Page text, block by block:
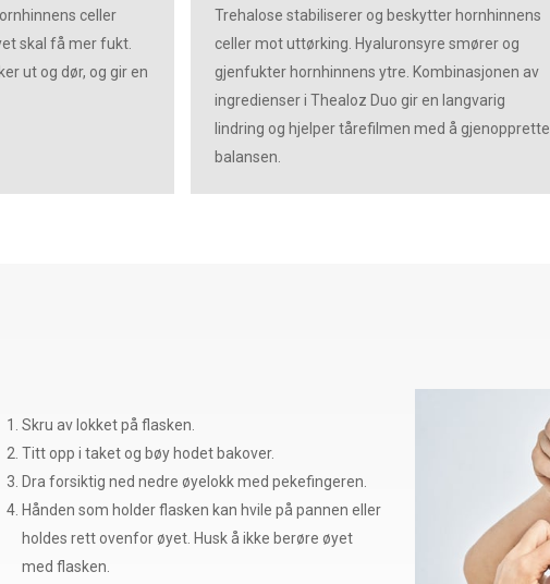
celler
skal få mer fukt.
ut og dør, og gir en
Trehalose stabiliserer og beskytter hornhinnens
celler mot uttørking. Hyaluronsyre smører og
gjenfukter hornhinnens ytre. Kombinasjonen av
ingredienser i Thealoz Duo gir en langvarig
lindring og hjelper tårefilmen med å gjenopprette
balansen.
Skru av lokket på flasken.
Titt opp i taket og bøy hodet bakover.
Dra forsiktig ned nedre øyelokk med pekefingeren.
Hånden som holder flasken kan hvile på pannen eller
holdes rett ovenfor øyet. Husk å ikke berøre øyet
med flasken.